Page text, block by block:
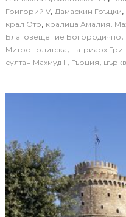
Григорий V, Дамаскин Гръцки,
крал Ото, кралица Амалия,
Благовещение Богородично,
Митрополитска, патриарх
султан Махмуд II, Гърция,